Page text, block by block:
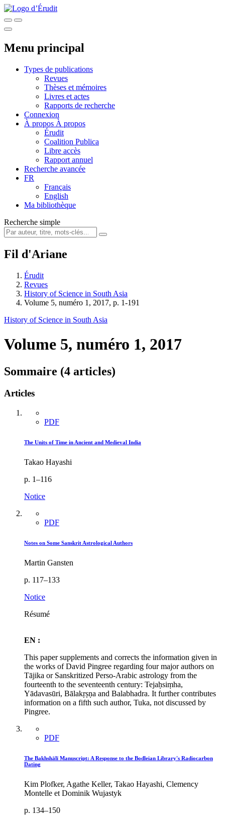
Menu principal
Types de publications
Revues
Thèses et mémoires
Livres et actes
Rapports de recherche
Connexion
À propos À propos
Érudit
Coalition Publica
Libre accès
Rapport annuel
Recherche avancée
FR
Français
English
Ma bibliothèque
Recherche simple
Fil d'Ariane
Érudit
Revues
History of Science in South Asia
Volume 5, numéro 1, 2017, p. 1-191
History of Science in South Asia
Volume 5, numéro 1, 2017
Sommaire (4 articles)
Articles
PDF
The Units of Time in Ancient and Medieval India
Takao Hayashi
p. 1–116
Notice
PDF
Notes on Some Sanskrit Astrological Authors
Martin Gansten
p. 117–133
Notice
Résumé
EN :
This paper supplements and corrects the information given in
the works of David Pingree regarding four major authors on
Tājika or Sanskritized Perso-Arabic astrology from the
fourteenth to the seventeenth century: Tejaḥsiṃha,
Yādavasūri, Bālakṛṣṇa and Balabhadra. It further contributes
information on a fifth such author, Tuka, not discussed by
Pingree.
PDF
The Bakhshālī Manuscript: A Response to the Bodleian Library's Radiocarbon
Dating
Kim Plofker, Agathe Keller, Takao Hayashi, Clemency
Montelle et Dominik Wujastyk
p. 134–150